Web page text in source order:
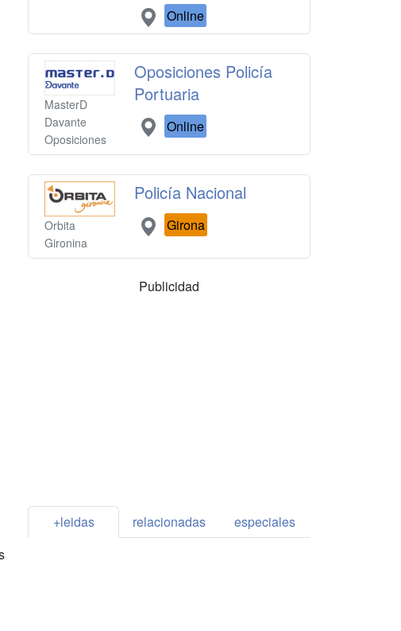
Online
MasterD
Davante
Oposiciones
Oposiciones Policía
Portuaria
Online
Orbita
Gironina
Policía Nacional
Girona
Publicidad
+leidas relacionadas especiales